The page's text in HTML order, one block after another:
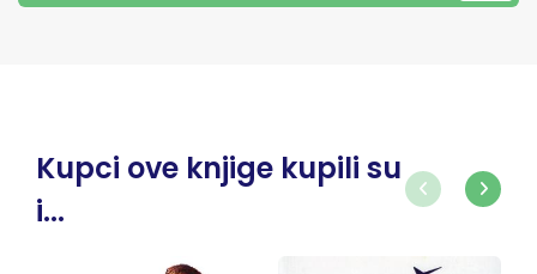
Kupci ove knjige kupili su
i...